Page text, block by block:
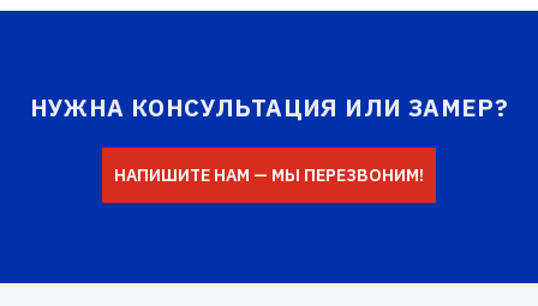
НУЖНА КОНСУЛЬТАЦИЯ ИЛИ ЗАМЕР?
НАПИШИТЕ НАМ — МЫ ПЕРЕЗВОНИМ!